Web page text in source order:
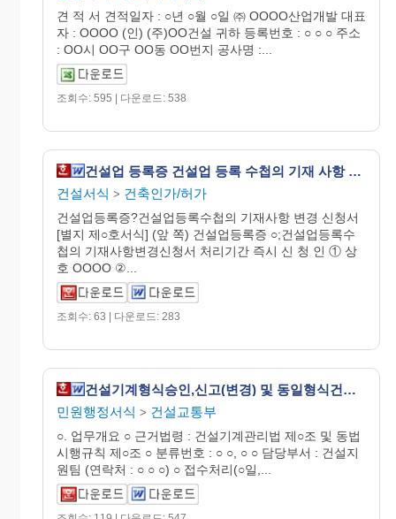
견 적 서 견적일자 : ○년 ○월 ○일 ㈜ OOOO산업개발 대표
자 : OOOO (인) (주)OO건설 귀하 등록번호 : ○ ○ ○ 주소
: OO시 OO구 OO동 OO번지 공사명 :...
조회수: 595 | 다운로드: 538
건설업 등록증 건설업 등록 수첩의 기재 사항 변경 신청서
건설서식 > 건축인가/허가
건설업등록증?건설업등록수첩의 기재사항 변경 신청서
[별지 제○호서식] (앞 쪽) 건설업등록증 ○;건설업등록수
첩의 기재사항변경신청서 처리기간 즉시 신 청 인 ① 상
호 OOOO ②...
조회수: 63 | 다운로드: 283
건설기계형식승인,신고(변경) 및 동일형식건설기계수입신고서
민원행정서식 > 건설교통부
○. 업무개요 ○ 근거법령 : 건설기계관리법 제○조 및 동법
시행규칙 제○조 ○ 분류번호 : ○ ○, ○ ○ 담당부서 : 건설지
원팀 (연락처 : ○ ○ ○) ○ 접수처리(○일,...